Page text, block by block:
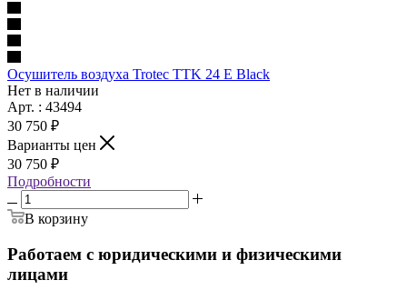
Осушитель воздуха Trotec TTK 24 E Black
Нет в наличии
Арт. : 43494
30 750 ₽
Варианты цен
30 750 ₽
Подробности
В корзину
Работаем с юридическими и физическими
лицами